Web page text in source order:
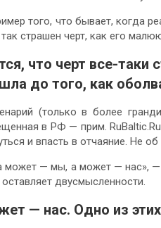
того, что бывает, когда
страшен черт, как его
что черт все-таки
до того, как
(только в более
в РФ — прим.
и впасть в отчаяние. Не об
может — мы, а может — нас», —
двусмысленности.
— нас. Одно из этих